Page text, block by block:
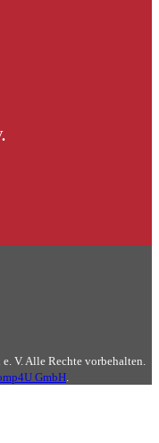
V. Alle Rechte vorbehalten.
GmbH